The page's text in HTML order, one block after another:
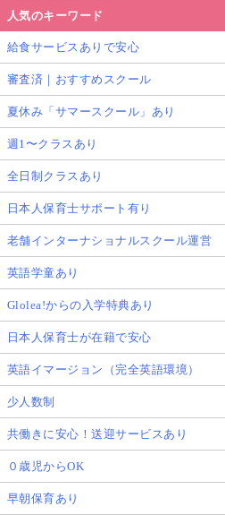
人気のキーワード
給食サービスありで安心
審査済｜おすすめスクール
夏休み「サマースクール」あり
週1〜クラスあり
全日制クラスあり
日本人保育士サポート有り
老舗インターナショナルスクール運営
英語学童あり
Glolea!からの入学特典あり
日本人保育士が在籍で安心
英語イマージョン（完全英語環境）
少人数制
共働きに安心！送迎サービスあり
０歳児からOK
早朝保育あり